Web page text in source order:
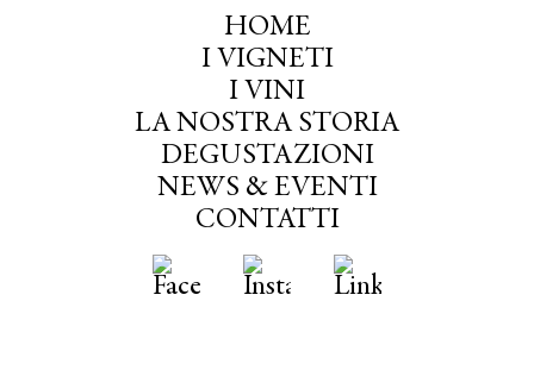
HOME
I VIGNETI
I VINI
LA NOSTRA STORIA
DEGUSTAZIONI
NEWS & EVENTI
CONTATTI